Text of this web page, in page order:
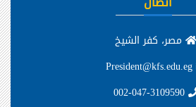
مصر، كفر الشيخ